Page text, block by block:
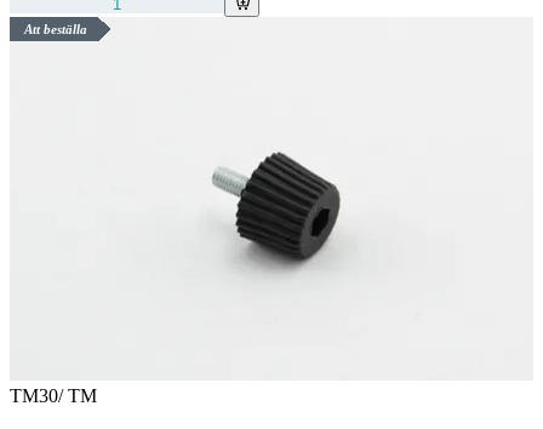
Att beställa
TM30/ TM